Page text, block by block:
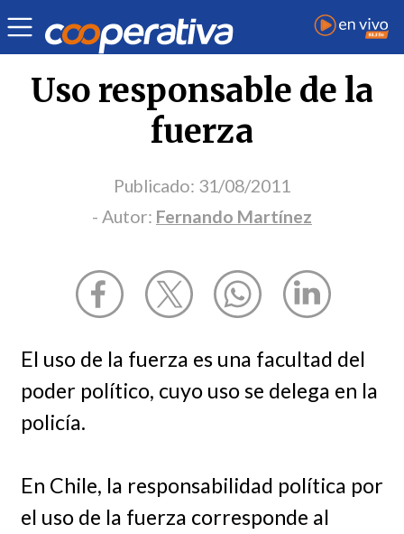
Opinión | Fernando Martínez
Uso responsable de la
fuerza
Publicado: 31/08/2011
- Autor: Fernando Martínez
El uso de la fuerza es una facultad del
poder político, cuyo uso se delega en la
policía.
En Chile, la responsabilidad política por
el uso de la fuerza corresponde al